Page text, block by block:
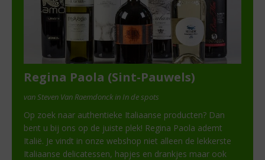
Regina Paola (Sint-Pauwels)
van Steven Van Raemdonck in In de spots
Op zoek naar authentieke Italiaanse producten? Dan
bent u bij ons op de juiste plek! Regina Paola ademt
Italië. Je vindt in onze webshop niet alleen de lekkerste
Italiaanse delicatessen, hapjes en drankjes maar ook